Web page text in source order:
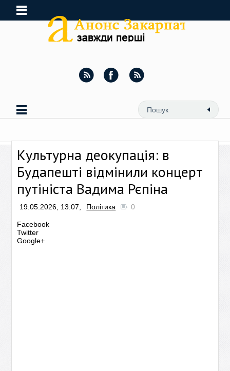
Культурна деокупація: в
Будапешті відмінили концерт
путініста Вадима Рєпіна
19.05.2026, 13:07, Політика 0
Facebook
Twitter
Google+